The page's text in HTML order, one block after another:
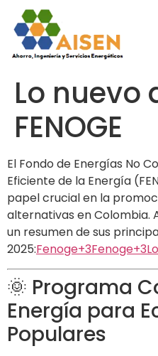
Lo nuevo
FENOGE
El Fondo de Energías No
Eficiente de la Energía
papel crucial en la
alternativas en Colombia.
un resumen de sus
2025:​Fenoge+3Fenoge+3
🌞 Programa
Energía para
Populares